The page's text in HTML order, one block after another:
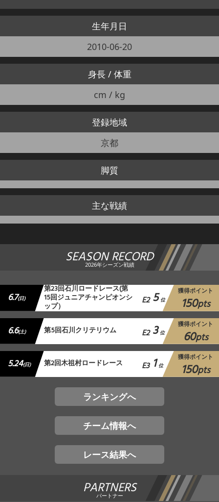
生年月日
2010-06-20
身長 / 体重
cm / kg
登録地域
京都
脚質
主な戦績
SEASON RECORD
2026年シーズン戦績
6.7(日)
第23回石川ロードレース(第
15回ジュニアチャンピオンシ
ップ） E2 5 位
獲得ポイント
150pts
6.6(土) 第5回石川クリテリウム E2 3 位
獲得ポイント
60pts
5.24(日) 第2回木祖村ロードレース E3 1 位
獲得ポイント
150pts
ランキングへ
チーム情報へ
レース結果へ
PARTNERS
パートナー